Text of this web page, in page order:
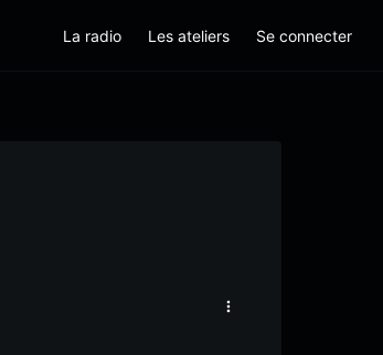
La radio Les ateliers Se connecter